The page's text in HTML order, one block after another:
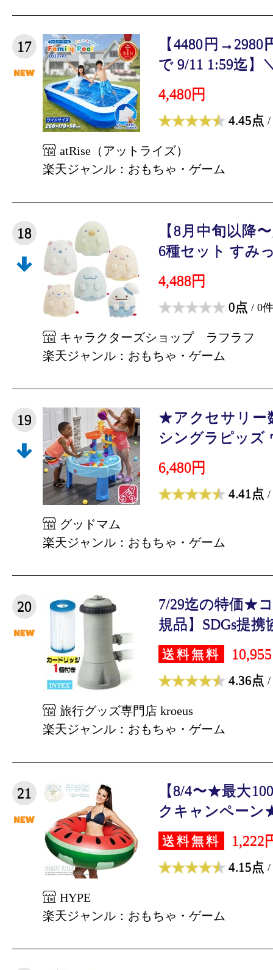
17
【4480円
で 9/11 1:59迄】
4,480円
4.45点 /
atRise（アットライズ）
楽天ジャンル：おもちゃ・ゲーム
18
【8月中旬以降
6種セット すみ
4,488円
0点 / 0件
キャラクターズショップ ラフラフ
楽天ジャンル：おもちゃ・ゲーム
19
★アクセサリー
シングラピッズ
6,480円
4.41点 /
グッドマム
楽天ジャンル：おもちゃ・ゲーム
20
7/29迄の特価★
規品】SDGs提携
送料無料
4.36点 /
旅行グッズ専門店 kroeus
楽天ジャンル：おもちゃ・ゲーム
21
【8/4〜★最大
クキャンペーン
送料無料 1,222
4.15点 /
HYPE
楽天ジャンル：おもちゃ・ゲーム